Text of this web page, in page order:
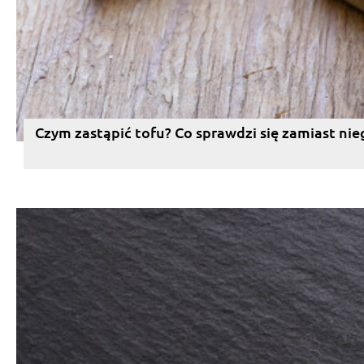
Czym zastąpić tofu? Co sprawdzi się zamiast